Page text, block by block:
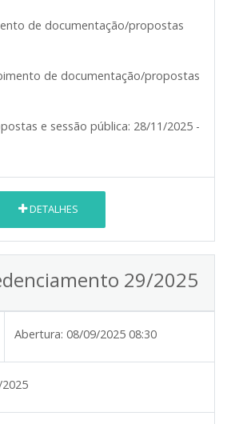
de documentação/propostas
de documentação/propostas
e sessão pública: 28/11/2025 -
DETALHES
29/2025
Abertura: 08/09/2025 08:30